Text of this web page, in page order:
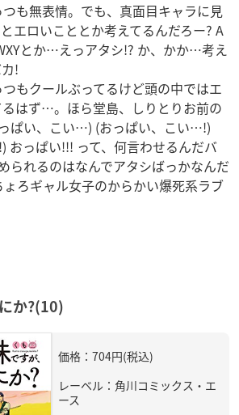
も無表情。でも、真面目キャラに見
エロいこととか考えてるんだろー? A
とか…えっアタシ!? か、かか…考え
!
もクールぶってるけど頭の中ではエ
はず…。ほら堂島、しりとりお前の
ぱい、こい…) (おっぱい、こい…!)
っぱい!!! って、何言わせるんだバ
られるのはなんでアタシばっかなんだ
ろギャル女子のからかい爆死系ラブ
か?(10)
価格：704円(税込)
レーベル：角川コミックス・エ
ース